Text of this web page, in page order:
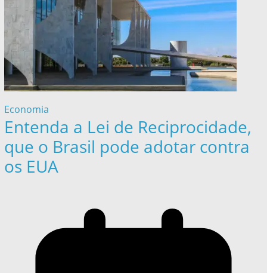
Economia
Entenda a Lei de Reciprocidade,
que o Brasil pode adotar contra
os EUA